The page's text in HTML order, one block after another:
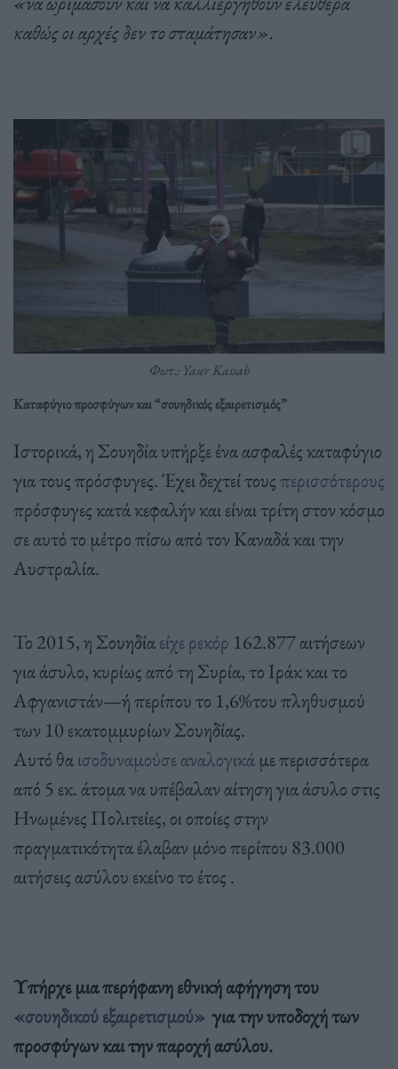
καθώς οι αρχές δεν το σταμάτησαν».
Φωτ.: Yaser Kassab
Καταφύγιο προσφύγων και “σουηδικός εξαιρετισμός”
Ιστορικά, η Σουηδία υπήρξε ένα ασφαλές καταφύγιο
για τους πρόσφυγες. Έχει δεχτεί τουςπερισσότερους
πρόσφυγες κατά κεφαλήν και είναι τρίτη στον κόσμο
σε αυτό το μέτρο πίσω από τον Καναδά και την
Αυστραλία.
Το 2015, η Σουηδίαείχε ρεκόρ 162.877 αιτήσεων
για άσυλο, κυρίως από τη Συρία, το Ιράκ και το
Αφγανιστάν—ή περίπου το 1,6%του πληθυσμού
των 10 εκατομμυρίων Σουηδίας.
Αυτό θαισοδυναμούσε αναλογικά με περισσότερα
από 5 εκ. άτομα να υπέβαλαν αίτηση για άσυλο στις
Ηνωμένες Πολιτείες, οι οποίες στην
πραγματικότητα έλαβαν μόνο περίπου 83.000
αιτήσεις ασύλου εκείνο το έτος .
Υπήρχε μια περήφανη εθνική αφήγηση του
«σουηδικού εξαιρετισμού» για την υποδοχή των
προσφύγων και την παροχή ασύλου.